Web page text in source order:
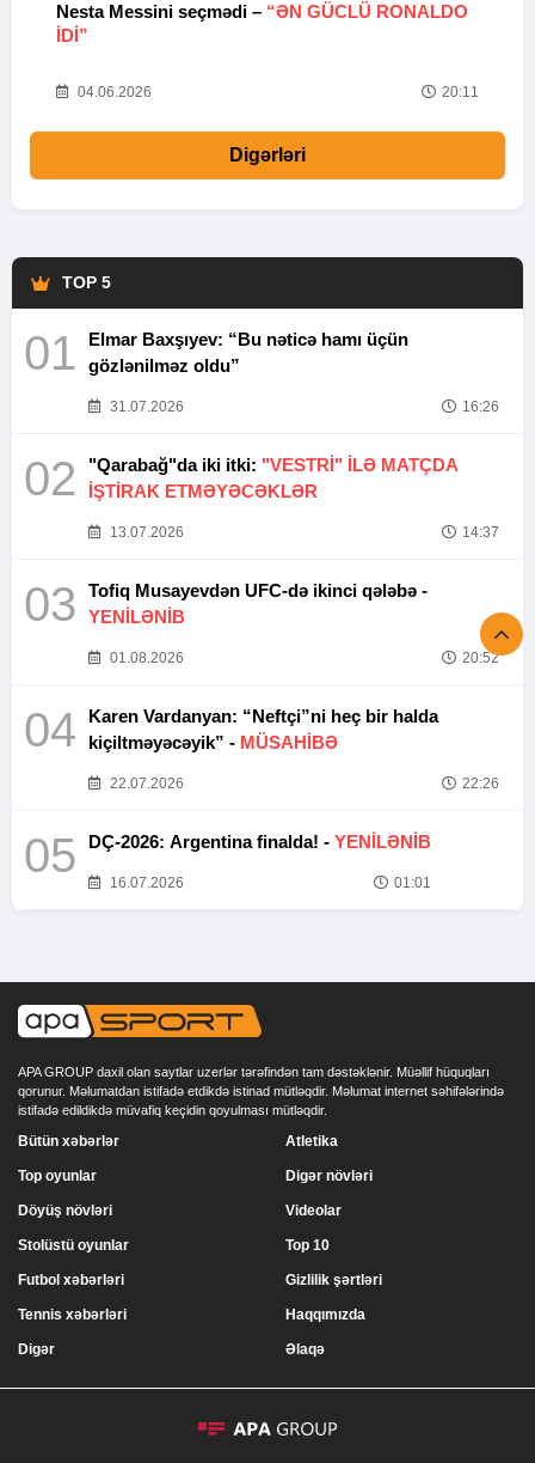
Nesta Messini seçmədi – “ƏN GÜCLÜ RONALDO
IDI”
04.06.2026 20:11
Digərləri
TOP 5
01
Elmar Baxşıyev: “Bu nəticə hamı üçün
gözlənilməz oldu”
31.07.2026 16:26
02 "Qarabağ"da iki itki: "VESTRİ" İLƏ MATÇDA
İŞTİRAK ETMƏYƏCƏKLƏR
13.07.2026 14:37
03
Tofiq Musayevdən UFC-də ikinci qələbə -
YENİLƏNİB
01.08.2026 20:52
04
Karen Vardanyan: “Neftçi”ni heç bir halda
kiçiltməyəcəyik” - MÜSAHİBƏ
22.07.2026 22:26
05 DÇ-2026: Argentina finalda! - YENİLƏNİB
16.07.2026 01:01
APA GROUP daxil olan saytlar uzerlər tərəfindən tam dəstəklənir. Müəllif hüquqları
qorunur. Məlumatdan istifadə etdikdə istinad mütləqdir. Məlumat internet səhifələrində
istifadə edildikdə müvafiq keçidin qoyulması mütləqdir.
Bütün xəbərlər
Top oyunlar
Döyüş növləri
Stolüstü oyunlar
Atletika
Digər növləri
Videolar
Top 10
Futbol xəbərləri
Tennis xəbərləri
Digər
Gizlilik şərtləri
Haqqımızda
Əlaqə